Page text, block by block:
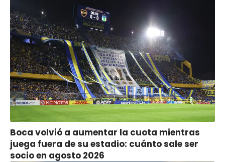
Boca volvió a aumentar la cuota mientras
juega fuera de su estadio: cuánto sale ser
socio en agosto 2026